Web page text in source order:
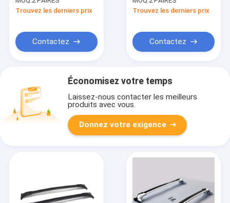
bagages sur le toit
de voiture pour les
Trouvez les derniers prix
Contactez
automobiles
Trouvez les derniers prix
Contactez
Économisez votre temps
Laissez-nous contacter les meilleurs
produits avec vous.
Donnez votre exigence